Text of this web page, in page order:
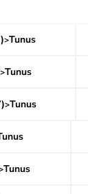
>Tunus
>Tunus
>Tunus
Tunus